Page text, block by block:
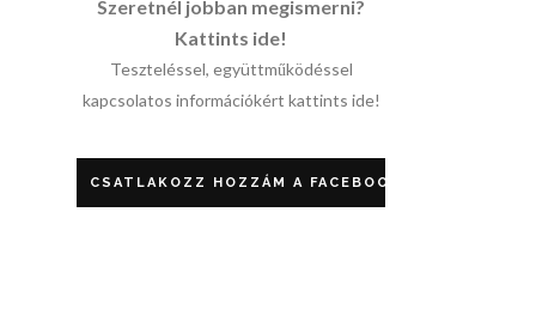
Szeretnél jobban megismerni?
Kattints ide!
Teszteléssel, együttműködéssel
kapcsolatos információkért kattints ide!
CSATLAKOZZ HOZZÁM A FACEBOOKON!